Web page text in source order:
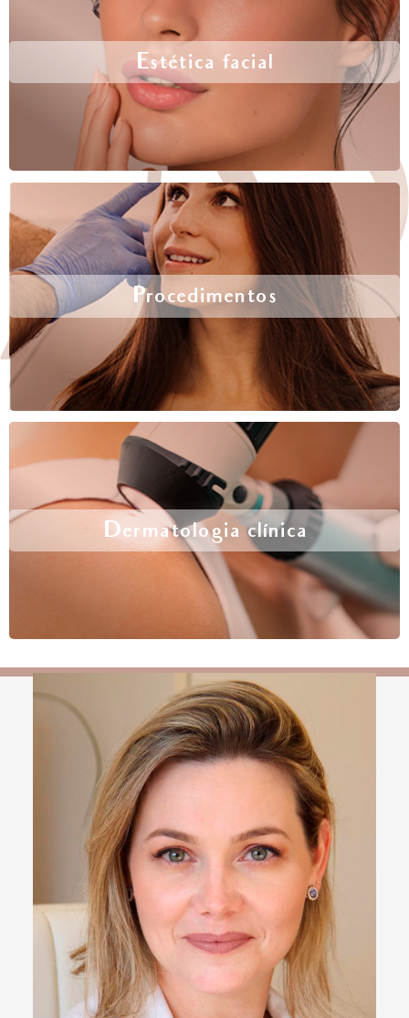
Estética facial
Procedimentos
Dermatologia clínica